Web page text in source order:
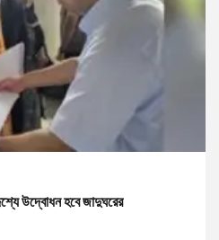
উদ্বোধন হবে জাদুঘরের